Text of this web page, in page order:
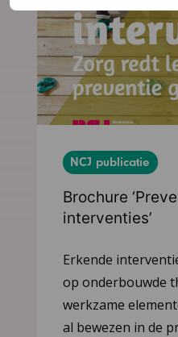
NCJ publicatie
Brochure
interventies’
Erkende
op onderbouwde
werkzame
al bewezen in de
artikel